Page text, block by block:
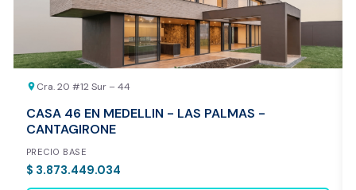
location_on Cra. 20 #12 Sur – 44
CASA 46 EN MEDELLIN - LAS PALMAS -
CANTAGIRONE
PRECIO BASE
$ 3.873.449.034